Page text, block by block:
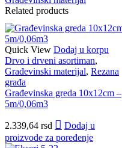
Related products
Quick View Dodaj u korpu
Drvo i drveni asortiman,
Građevinski materijal, Rezana
građa
Građevinska greda 10x12cm –
5m/0,06m3
2.339,64 rsd
Dodaj u
proizvode za poređenje